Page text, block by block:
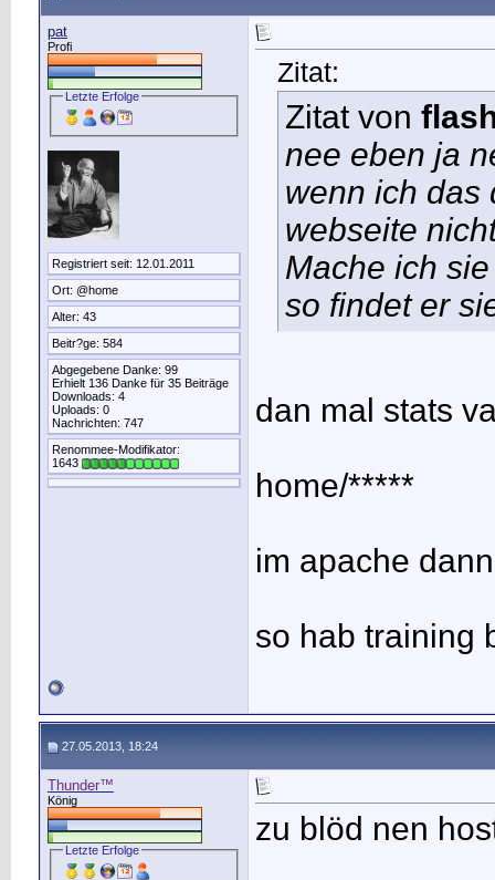
pat
Profi
Letzte Erfolge
Registriert seit: 12.01.2011
Ort: @home
Alter: 43
Beitr?ge: 584
Abgegebene Danke: 99
Erhielt 136 Danke für 35 Beiträge
Downloads: 4
Uploads: 0
Nachrichten: 747
Renommee-Modifikator:
1643
Zitat:
Zitat von
nee eben ja
wenn ich das
webseite
Mache ich
so findet er
dan mal stats
home/*****
im apache
so hab training
27.05.2013, 18:24
Thunder™
König
Letzte Erfolge
zu blöd nen